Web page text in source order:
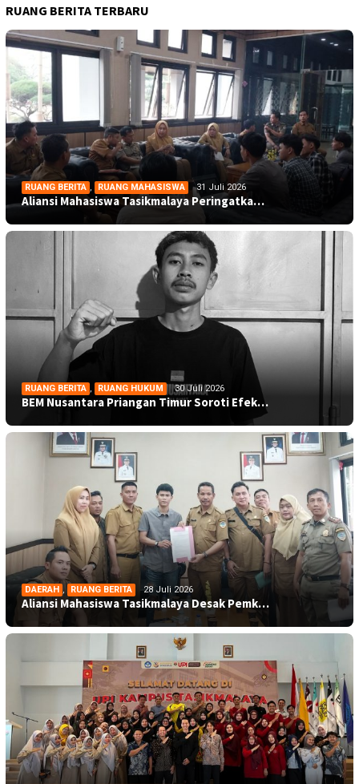
RUANG BERITA TERBARU
RUANG BERITA , RUANG MAHASISWA 31 Juli 2026
Aliansi Mahasiswa Tasikmalaya Peringatka…
RUANG BERITA , RUANG HUKUM 30 Juli 2026
BEM Nusantara Priangan Timur Soroti Efek…
DAERAH , RUANG BERITA 28 Juli 2026
Aliansi Mahasiswa Tasikmalaya Desak Pemk…